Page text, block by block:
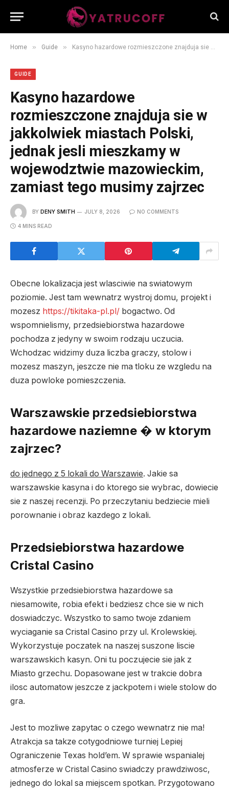
Home » Guide » Kasyno hazardowe rozmieszczone znajduja sie w jakkolwiek miastach Polski, jednak jesli mieszkamy w wojewodztwie mazowieckim, zamiast tego musimy zajrzec
GUIDE
Kasyno hazardowe
rozmieszczone znajduja sie w
jakkolwiek miastach Polski,
jednak jesli mieszkamy w
wojewodztwie mazowieckim,
zamiast tego musimy zajrzec
BY DENY SMITH JULY 8, 2026 NO COMMENTS
4 MINS READ
Obecne lokalizacja jest wlasciwie na swiatowym
poziomie. Jest tam wewnatrz wystroj domu, projekt i
mozesz https://tikitaka-pl.pl/ bogactwo. Od
wspomnielismy, przedsiebiorstwa hazardowe
pochodza z jedyny w swoim rodzaju uczucia.
Wchodzac widzimy duza liczba graczy, stolow i
mozesz maszyn, jeszcze nie ma tloku ze wzgledu na
duza powloke pomieszczenia.
Warszawskie przedsiebiorstwa
hazardowe naziemne � w ktorym
zajrzec?
do jednego z 5 lokali do Warszawie. Jakie sa
warszawskie kasyna i do ktorego sie wybrac, dowiecie
sie z naszej recenzji. Po przeczytaniu bedziecie mieli
porownanie i obraz kazdego z lokali.
Przedsiebiorstwa hazardowe
Cristal Casino
Wszystkie przedsiebiorstwa hazardowe sa
niesamowite, robia efekt i bedziesz chce sie w nich
doswiadczyc. Wszystko to samo twoje zdaniem
wyciaganie sa Cristal Casino przy ul. Krolewskiej.
Wykorzystuje poczatek na naszej suszone liscie
warszawskich kasyn. Oni tu poczujecie sie jak z
Miasto grzechu. Dopasowane jest w trakcie dobra
ilosc automatow jeszcze z jackpotem i wiele stolow do
gra.
Jest to mozliwe zapytac o czego wewnatrz nie ma!
Atrakcja sa takze cotygodniowe turniej Lepiej
Ograniczenie Texas hold’em. W sprawie wspanialej
atmosferze w Cristal Casino swiadczy prawdziwosc,
jednego do lokal sa miejscem spotkan. Przygotowano